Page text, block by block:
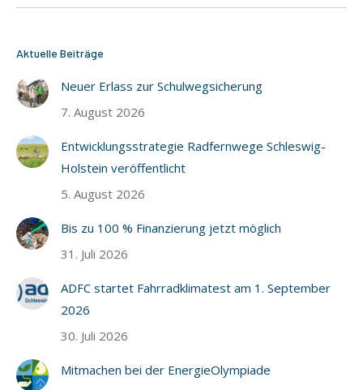
Aktuelle Beiträge
Neuer Erlass zur Schulwegsicherung
7. August 2026
Entwicklungsstrategie Radfernwege Schleswig-
Holstein veröffentlicht
5. August 2026
Bis zu 100 % Finanzierung jetzt möglich
31. Juli 2026
ADFC startet Fahrradklimatest am 1. September
2026
30. Juli 2026
Mitmachen bei der EnergieOlympiade